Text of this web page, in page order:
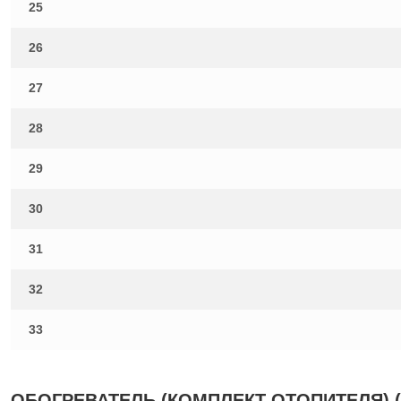
25
26
27
28
29
30
31
32
33